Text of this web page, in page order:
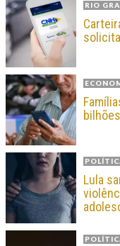
RIO
Lula